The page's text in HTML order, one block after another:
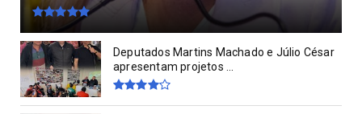
Deputados Martins Machado e Júlio César
apresentam projetos ...